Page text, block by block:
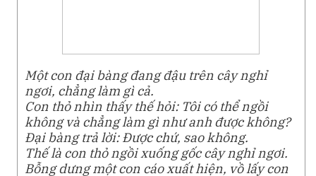
Một con đại bàng đang đậu trên cây nghỉ
ngơi, chẳng làm gì cả.
Con thỏ nhìn thấy thế hỏi: Tôi có thể ngồi
không và chẳng làm gì như anh được không?
Ðại bàng trả lời: Được chứ, sao không.
Thế là con thỏ ngồi xuống gốc cây nghỉ ngơi.
Bỗng dưng một con cáo xuất hiện, vồ lấy con